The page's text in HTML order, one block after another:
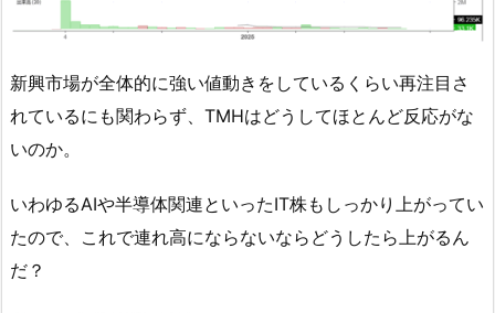
新興市場が全体的に強い値動きをしているくらい再注目さ
れているにも関わらず、TMHはどうしてほとんど反応がな
いのか。
いわゆるAIや半導体関連といったIT株もしっかり上がってい
たので、これで連れ高にならないならどうしたら上がるん
だ？